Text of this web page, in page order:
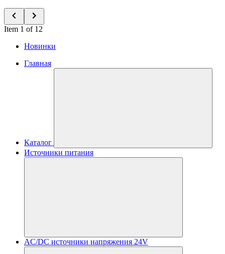
Item 1 of 12
Новинки
Главная
Каталог
Источники питания
AC/DC источники напряжения 24V